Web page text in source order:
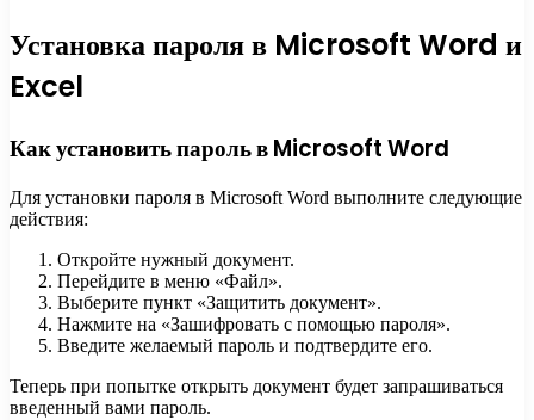
Установка пароля в Microsoft Word и
Excel
Как установить пароль в Microsoft Word
Для установки пароля в Microsoft Word выполните следующие
действия:
Откройте нужный документ.
Перейдите в меню «Файл».
Выберите пункт «Защитить документ».
Нажмите на «Зашифровать с помощью пароля».
Введите желаемый пароль и подтвердите его.
Теперь при попытке открыть документ будет запрашиваться
введенный вами пароль.